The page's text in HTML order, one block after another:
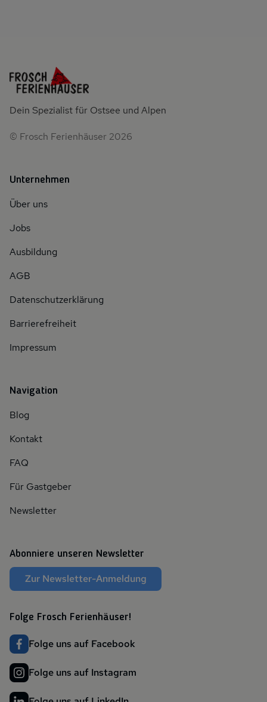
Dein Spezialist für Ostsee und Alpen
© Frosch Ferienhäuser 2026
Unternehmen
Über uns
Jobs
Ausbildung
AGB
Datenschutzerklärung
Barrierefreiheit
Impressum
Navigation
Blog
Kontakt
FAQ
Für Gastgeber
Newsletter
Abonniere unseren Newsletter
Zur Newsletter-Anmeldung
Folge Frosch Ferienhäuser!
Folge uns auf Facebook
Folge uns auf Instagram